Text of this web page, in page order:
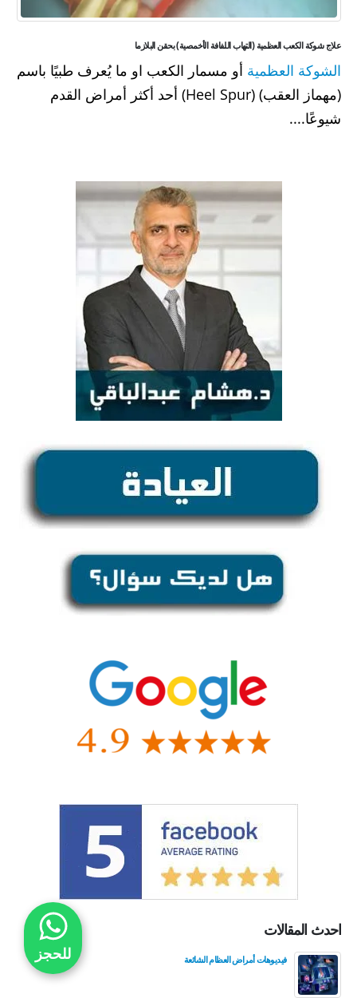
علاج شوكة الكعب العظمية (التهاب اللفافة الأخمصية) بحقن البلازما
الشوكة العظمية أو مسمار الكعب او ما يُعرف طبيًا باسم
(مهماز العقب) (Heel Spur) أحد أكثر أمراض القدم
شيوعًا....
احدث المقالات
فيديوهات أمراض العظام الشائعة للحجز